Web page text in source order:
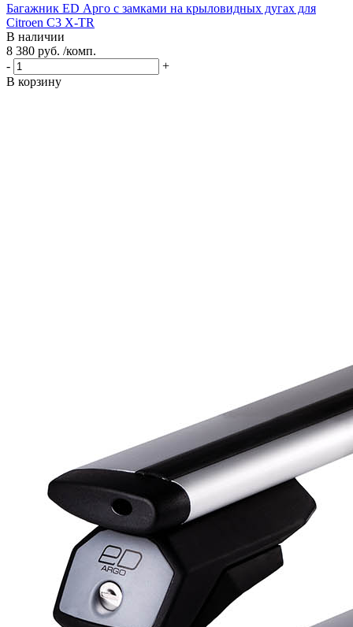
Багажник ED Арго с замками на крыловидных дугах для
Citroen C3 X-TR
В наличии
8 380 руб. /комп.
-
+
В корзину